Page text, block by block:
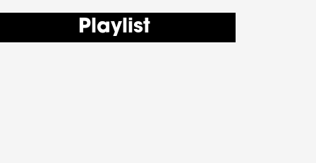
Playlist